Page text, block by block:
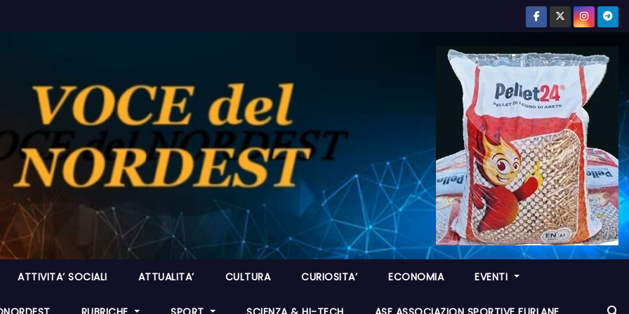
ATTIVITA’ SOCIALI ATTUALITA’ CULTURA CURIOSITA’ ECONOMIA EVENTI